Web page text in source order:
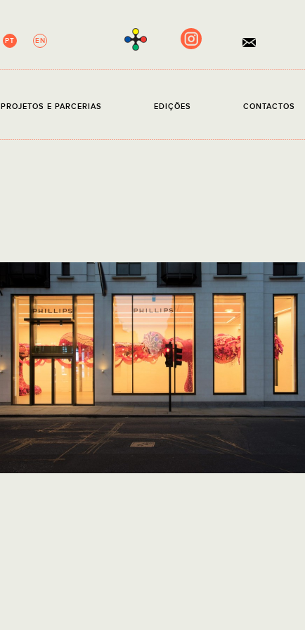
PT EN
Campos de preenchimento obrigatório.
EMAIL
PROJETOS E PARCERIAS EDIÇÕES CONTACTOS